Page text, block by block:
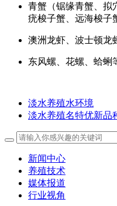
青蟹（锯缘青蟹、拟
疣梭子蟹、远海梭子
澳洲龙虾、波士顿龙
东风螺、花螺、蛤蜊
淡水养殖水环境
淡水养殖名特优新品
新闻中心
养殖技术
媒体报道
行业视角